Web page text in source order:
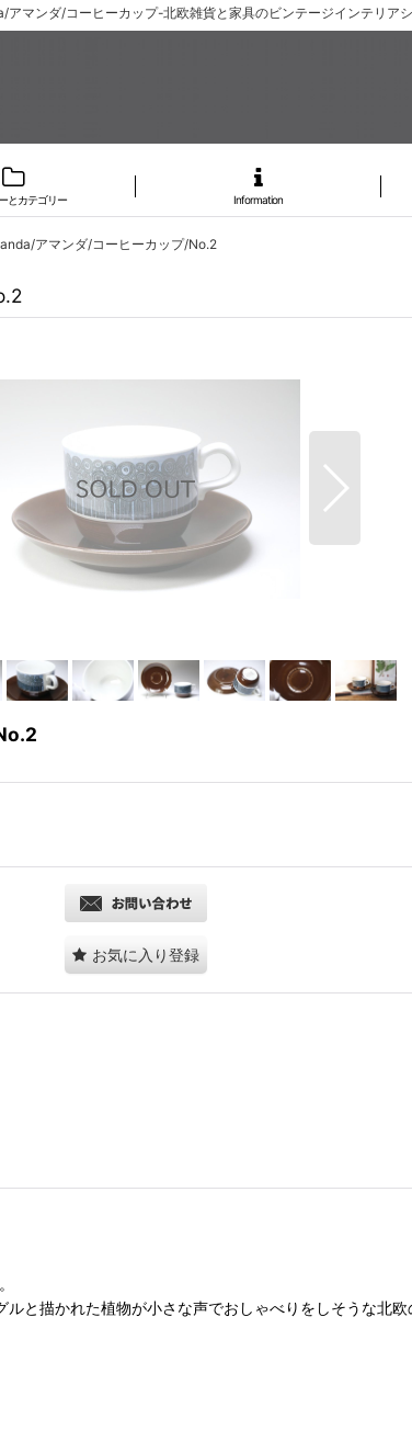
アマンダ/コーヒーカップ-北欧雑貨と家具のビンテージインテリア
とカテゴリー Information
アマンダ/コーヒーカップ/No.2
お気に入り登録
と描かれた植物が小さな声でおしゃべりをしそうな北